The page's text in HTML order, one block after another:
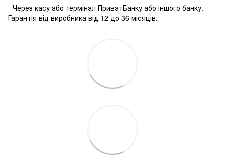
- Через касу або термінал ПриватБанку або іншого банку.
Гарантія від виробника від 12 до 36 місяців.